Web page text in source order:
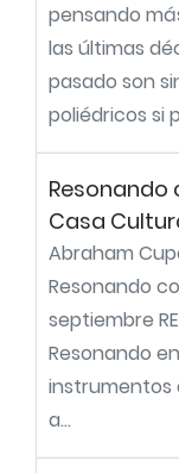
pensando
las últimas
pasado son
poliédricos si
Resonando
Casa
Abraham
Resonando
septiembre
Resonando
instrumentos
a...